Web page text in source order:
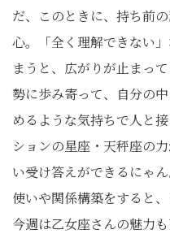
だ、このときに、持ち前
心。「全く理解できない
まうと、広がりが止まっ
勢に歩み寄って、自分の
めるような気持ちで人と
ションの星座・天秤座の
い受け答えができるにゃ
使いや関係構築をすると
今週は乙女座さんの魅力